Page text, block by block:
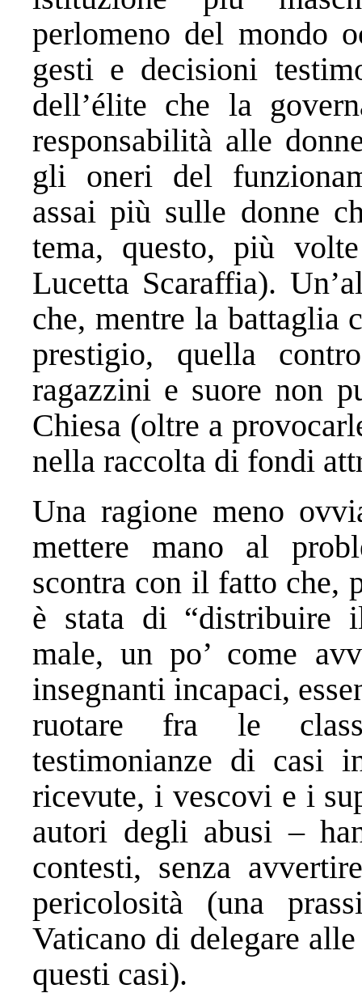
perlomeno del mondo
gesti e decisioni
dell’élite che la
responsabilità alle
gli oneri del
assai più sulle donne
tema, questo, più
Lucetta Scaraffia).
che, mentre la battaglia
prestigio, quella
ragazzini e suore non
Chiesa (oltre a
nella raccolta di fondi
Una ragione meno
mettere mano al
scontra con il fatto che,
è stata di “distribuire
male, un po’ come
insegnanti incapaci,
ruotare fra le
testimonianze di casi
ricevute, i vescovi e i
autori degli abusi –
contesti, senza
pericolosità (una
Vaticano di delegare
questi casi).